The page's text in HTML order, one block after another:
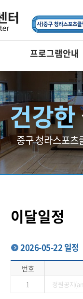
프로그램안내
필라테스
댄스
어린이프로그램
건강한
중구 청라스포츠
이달일정
2026-05-22 일정
번호
1 정원공지